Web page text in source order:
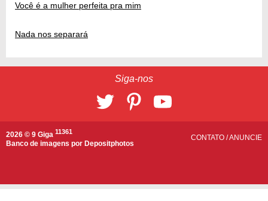
Você é a mulher perfeita pra mim
Nada nos separará
Siga-nos
2026 © 9 Giga 11361
Banco de imagens por Depositphotos
CONTATO /ANUNCIE